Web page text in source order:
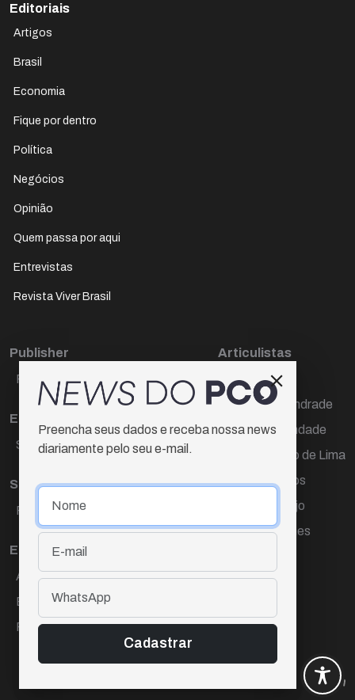
Editoriais
Artigos
Brasil
Economia
Fique por dentro
Política
Negócios
Opinião
Quem passa por aqui
Entrevistas
Revista Viver Brasil
Publisher
Paulo Cesar de Oliveira
Editora Chefe
Sueli Cotta
Sub-editora
Raquel Ayres
Equipe
Ana Lúcia Cortez
Eliane Hardy
Fernando Torres
Articulistas
Décio Freire
Dr Marcos Andrade
Hamilton Trindade
Igor Carvalho de Lima
Mario Campos
Renata Araújo
Wagner Gomes
Preencha seus dados e receba nossa news
diariamente pelo seu e-mail.